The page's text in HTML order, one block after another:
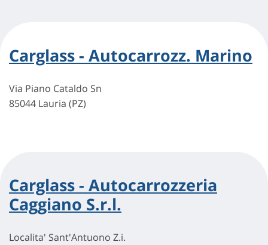
Carglass - Autocarrozz. Marino
Via Piano Cataldo Sn
85044 Lauria (PZ)
Carglass - Autocarrozzeria
Caggiano S.r.l.
Localita' Sant'Antuono Z.i.